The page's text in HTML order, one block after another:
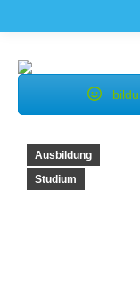
Ausbildung
Studium